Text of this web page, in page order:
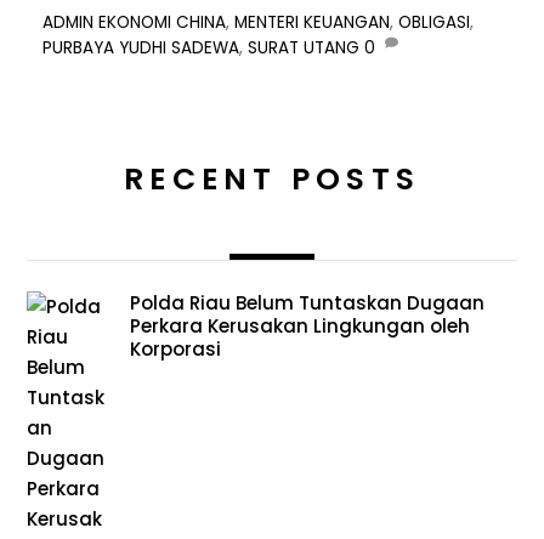
ADMIN EKONOMI CHINA,MENTERI KEUANGAN,OBLIGASI,
PURBAYA YUDHI SADEWA,SURAT UTANG 0
RECENT POSTS
Polda Riau Belum Tuntaskan Dugaan
Perkara Kerusakan Lingkungan oleh
Korporasi